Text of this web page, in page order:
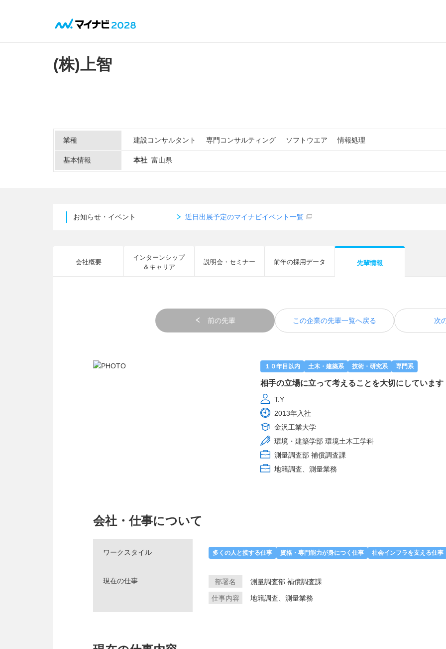
(株)上智
業種 建設コンサルタント 専門コンサルティング ソフトウエア 情報処理
基本情報 本社 富山県
お知らせ・イベント 近日出展予定のマイナビイベント一覧
会社概要
インターンシップ
＆キャリア
説明会・セミナー 前年の採用データ 先輩情報
前の先輩 この企業の先輩一覧へ戻る 次
１０年目以内 土木・建築系 技術・研究系 専門系
相手の立場に立って考えることを大切にしています
T.Y
2013年入社
金沢工業大学
環境・建築学部 環境土木工学科
測量調査部 補償調査課
地籍調査、測量業務
会社・仕事について
ワークスタイル 多くの人と接する仕事 資格・専門能力が身につく仕事 社会インフラを支える仕事
現在の仕事 部署名 測量調査部 補償調査課
仕事内容 地籍調査、測量業務